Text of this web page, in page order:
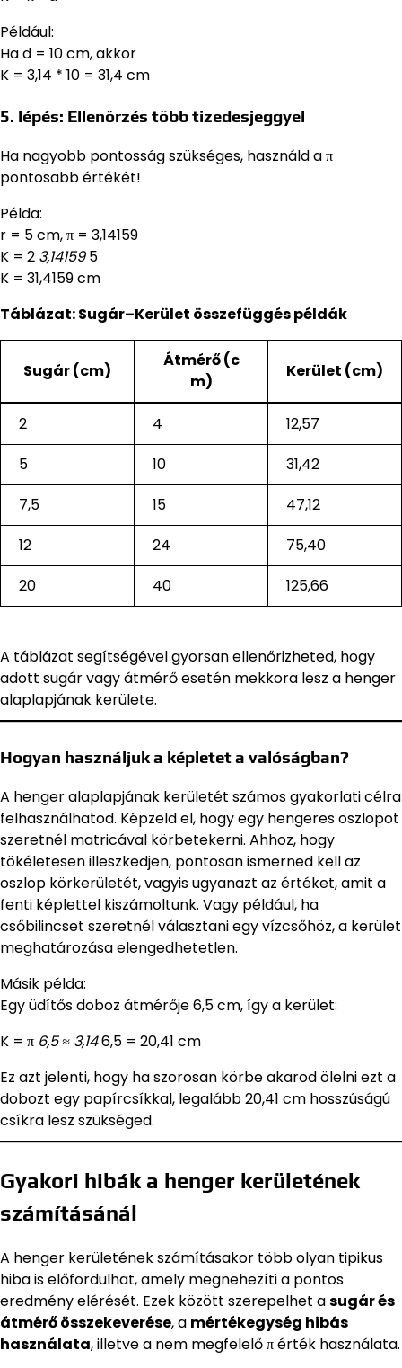
Például:
Ha d = 10 cm, akkor
K = 3,14 * 10 = 31,4 cm
5. lépés: Ellenőrzés több tizedesjeggyel
Ha nagyobb pontosság szükséges, használd a π
pontosabb értékét!
Példa:
r = 5 cm, π = 3,14159
K = 2 3,141595
K = 31,4159 cm
Táblázat: Sugár–Kerület összefüggés példák
Sugár (cm)
Átmérő (c
m)
Kerület (cm)
2 4
12,57
5
10
31,42
7,5
15
47,12
12
24
75,40
20
40 125,66
A táblázat segítségével gyorsan ellenőrizheted, hogy
adott sugár vagy átmérő esetén mekkora lesz a henger
alaplapjának kerülete.
Hogyan használjuk a képletet a valóságban?
A henger alaplapjának kerületét számos gyakorlati célra
felhasználhatod. Képzeld el, hogy egy hengeres oszlopot
szeretnél matricával körbetekerni. Ahhoz, hogy
tökéletesen illeszkedjen, pontosan ismerned kell az
oszlop körkerületét, vagyis ugyanazt az értéket, amit a
fenti képlettel kiszámoltunk. Vagy például, ha
csőbilincset szeretnél választani egy vízcsőhöz, a kerület
meghatározása elengedhetetlen.
Másik példa:
Egy üdítős doboz átmérője 6,5 cm, így a kerület:
K = π 6,5 ≈ 3,146,5 = 20,41 cm
Ez azt jelenti, hogy ha szorosan körbe akarod ölelni ezt a
dobozt egy papírcsíkkal, legalább 20,41 cm hosszúságú
csíkra lesz szükséged.
Gyakori hibák a henger kerületének
számításánál
A henger kerületének számításakor több olyan tipikus
hiba is előfordulhat, amely megnehezíti a pontos
eredmény elérését. Ezek között szerepelhet asugár és
átmérő összekeverése, a mértékegység hibás
használata, illetve a nem megfelelő π érték használata.